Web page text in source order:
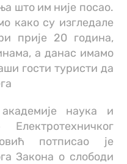
што им није посао.
како су изгледале
прије 20 година,
а данас имамо
гости туристи да
наука и
потписао је
Закона о слободи